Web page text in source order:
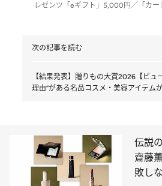
レゼンツ「eギフト」5,000円／「カ
次の記事を読む
【結果発表】贈りもの大賞2026【ビュ
理由”がある名品コスメ・美容アイテム
伝説
齋藤
敗し